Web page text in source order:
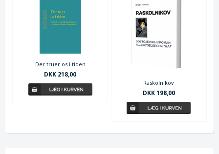
Der truer os i tiden
DKK 218,00
Raskolnikov
DKK 198,00